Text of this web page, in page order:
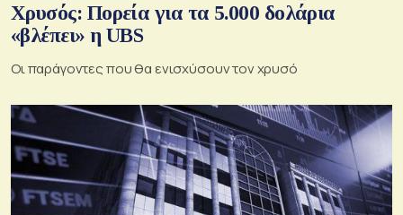
Χρυσός: Πορεία για τα 5.000 δολάρια
«βλέπει» η UBS
Οι παράγοντες που θα ενισχύσουν τον χρυσό